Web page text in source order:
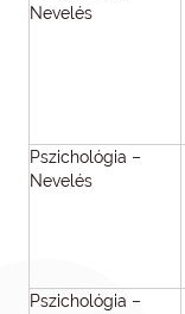
Nevelés
Pszichológia –
Nevelés
Pszichológia –